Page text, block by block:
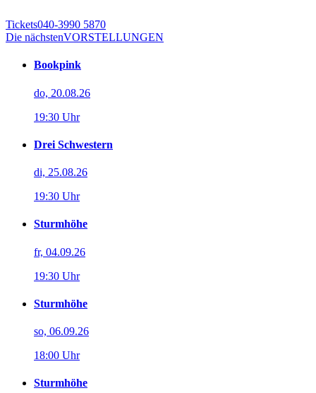
Tickets040-3990 5870
Die nächstenVORSTELLUNGEN
Bookpink
do, 20.08.26
19:30 Uhr
Drei Schwestern
di, 25.08.26
19:30 Uhr
Sturmhöhe
fr, 04.09.26
19:30 Uhr
Sturmhöhe
so, 06.09.26
18:00 Uhr
Sturmhöhe